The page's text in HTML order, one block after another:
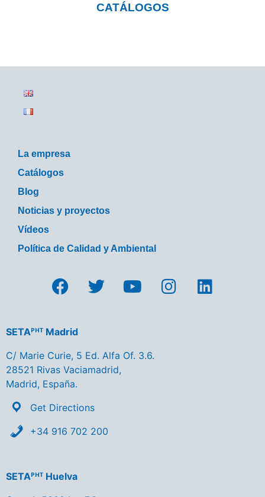
CATÁLOGOS
La empresa
Catálogos
Blog
Noticias y proyectos
Vídeos
Política de Calidad y Ambiental
SETAᴾᴴᵀ Madrid
C/ Marie Curie, 5 Ed. Alfa Of. 3.6.
28521 Rivas Vaciamadrid,
Madrid, España.
Get Directions
+34 916 702 200
SETAᴾᴴᵀ Huelva